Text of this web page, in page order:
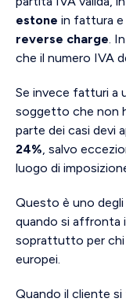
estone in fattura e
reverse charge .
che il numero IVA
Se invece fatturi a
soggetto che non
parte dei casi devi
24% , salvo
luogo di
Questo è uno
quando si affronta
soprattutto per chi
europei.
Quando il cliente si